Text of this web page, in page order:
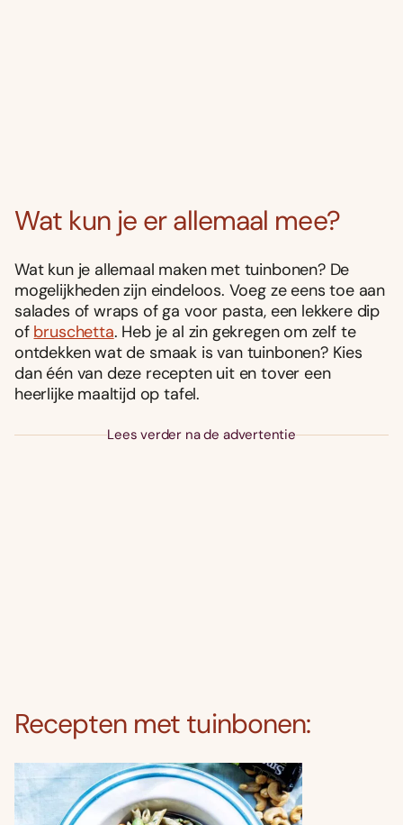
Wat kun je er allemaal mee?
Wat kun je allemaal maken met tuinbonen? De
mogelijkheden zijn eindeloos. Voeg ze eens toe aan
salades of wraps of ga voor pasta, een lekkere dip
of bruschetta. Heb je al zin gekregen om zelf te
ontdekken wat de smaak is van tuinbonen? Kies
dan één van deze recepten uit en tover een
heerlijke maaltijd op tafel.
Lees verder na de advertentie
Recepten met tuinbonen: